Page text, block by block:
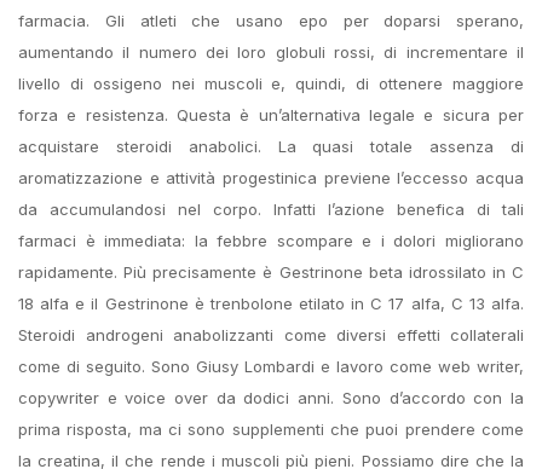
farmacia. Gli atleti che usano epo per doparsi sperano,
aumentando il numero dei loro globuli rossi, di incrementare il
livello di ossigeno nei muscoli e, quindi, di ottenere maggiore
forza e resistenza. Questa è un’alternativa legale e sicura per
acquistare steroidi anabolici. La quasi totale assenza di
aromatizzazione e attività progestinica previene l’eccesso acqua
da accumulandosi nel corpo. Infatti l’azione benefica di tali
farmaci è immediata: la febbre scompare e i dolori migliorano
rapidamente. Più precisamente è Gestrinone beta idrossilato in C
18 alfa e il Gestrinone è trenbolone etilato in C 17 alfa, C 13 alfa.
Steroidi androgeni anabolizzanti come diversi effetti collaterali
come di seguito. Sono Giusy Lombardi e lavoro come web writer,
copywriter e voice over da dodici anni. Sono d’accordo con la
prima risposta, ma ci sono supplementi che puoi prendere come
la creatina, il che rende i muscoli più pieni. Possiamo dire che la